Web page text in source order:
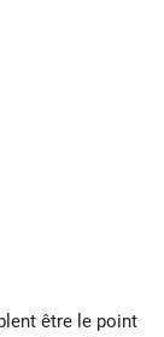
être le point